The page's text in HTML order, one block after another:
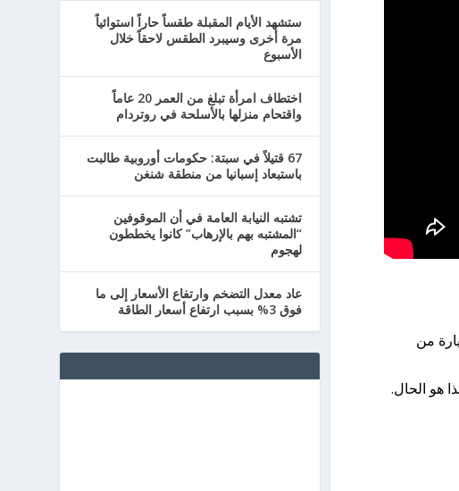
من
هو الحال.
ستشهد الأيام المقبلة طقساً حاراً استوائياً
مرة أخرى وسيبرد الطقس لاحقاً خلال
الأسبوع
اختطاف امرأة تبلغ من العمر 20 عاماً
واقتحام منزلها بالأسلحة في روتردام
67 قتيلاً في سبتة: حكومات أوروبية طالبت
باستبعاد إسبانيا من منطقة شنغن
تشتبه النيابة العامة في أن الموقوفين
“المشتبه بهم بالإرهاب” كانوا يخططون
لهجوم
عاد معدل التضخم وارتفاع الأسعار إلى ما
فوق 3% بسبب ارتفاع أسعار الطاقة